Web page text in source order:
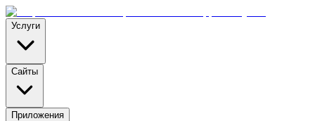
Услуги
Сайты
Приложения